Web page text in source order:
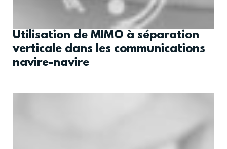
Utilisation de MIMO à séparation
verticale dans les communications
navire-navire